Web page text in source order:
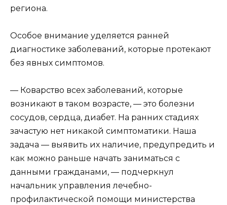
региона.
Особое внимание уделяется ранней
диагностике заболеваний, которые протекают
без явных симптомов.
— Коварство всех заболеваний, которые
возникают в таком возрасте, — это болезни
сосудов, сердца, диабет. На ранних стадиях
зачастую нет никакой симптоматики. Наша
задача — выявить их наличие, предупредить и
как можно раньше начать заниматься с
данными гражданами, — подчеркнул
начальник управления лечебно-
профилактической помощи министерства